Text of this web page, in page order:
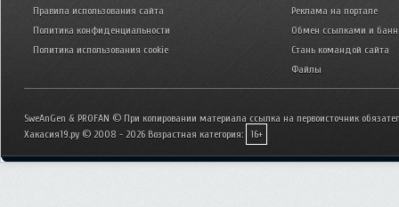
Правила использования сайта
Политика конфиденциальности
Политика использования cookie
Реклама на портале
Обмен ссылками и
Стань командой сайта
Файлы
SweAnGen & PROFAN © При копировании материала ссылка на первоисточник
Хакасия19.ру © 2008 - 2026 Возрастная категория: 16+